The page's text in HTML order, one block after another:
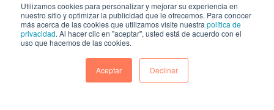
Utilizamos cookies para personalizar y mejorar su experiencia en
nuestro sitio y optimizar la publicidad que le ofrecemos. Para conocer
más acerca de las cookies que utilizamos visite nuestra política de
privacidad. Al hacer clic en "aceptar", usted está de acuerdo con el
uso que hacemos de las cookies.
Aceptar Declinar